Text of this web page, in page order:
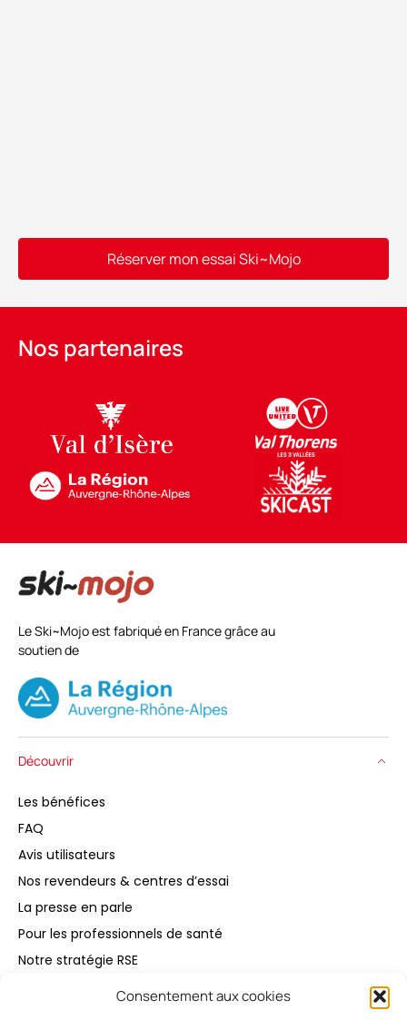
Consentement aux cookies
Réserver mon essai Ski~Mojo
Nos partenaires
Le Ski~Mojo est fabriqué en France grâce au
soutien de
Découvrir
Les bénéfices
FAQ
Avis utilisateurs
Nos revendeurs & centres d’essai
La presse en parle
Pour les professionnels de santé
Notre stratégie RSE